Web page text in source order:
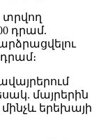
տրվող
դրամ.
դրամ։
մայրերին
մինչև երեխայի